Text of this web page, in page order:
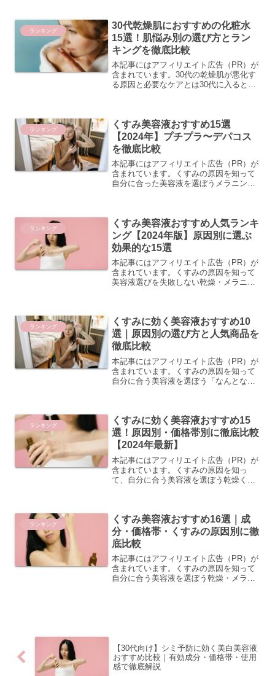
ランキング
30代乾燥肌におすすめの化粧水
15選！肌悩み別の選び方とラン
キングを徹底比較
本記事にはアフィリエイト広告（PR）が
含まれています。30代の乾燥肌が悪化す
る原因と必要なケアとは30代に入ると
肌の構造そのものが変化...
ランキング
くすみ美容液おすすめ15選
【2024年】プチプラ〜デパコス
を徹底比較
本記事にはアフィリエイト広告（PR）が
含まれています。くすみの原因を知って
自分に合った美容液を選ぼうメラニン・
「メラニンくすみ」「乾...
ランキング
くすみ美容液おすすめ人気ランキ
ング【2024年版】原因別に選ぶ
効果的な15選
本記事にはアフィリエイト広告（PR）が
含まれています。くすみの原因を知って
美容液選びを失敗しない乾燥・メラニ
よるくすみ」「メラニンに...
ランキング
くすみに効く美容液おすすめ10
選｜原因別の選び方と人気商品を
徹底比較
本記事にはアフィリエイト広告（PR）が
含まれています。くすみの原因を知って
自分に合う美容液を選ぼう「なんとなく
すすめを探している方...
ランキング
くすみに効く美容液おすすめ15
選！原因別・価格帯別に徹底比較
【2024年最新】
本記事にはアフィリエイト広告（PR）が
含まれています。くすみの原因を知っ
て、自分に合う美容液を選ぼう乾燥くす
「乾燥くすみ」「メラニン...
ランキング
くすみ美容液おすすめ16選｜成
分・価格帯・くすみの原因別に徹
底比較
本記事にはアフィリエイト広告（PR）が
含まれています。くすみの原因を知って
自分に合う美容液を選ぼう乾燥・メラニ
【30代向け】シミ予防に効く美白美容液
おすすめ比較｜有効成分・価格帯・使用
感で徹底解説